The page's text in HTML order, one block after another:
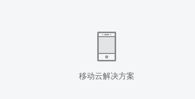
移动云解决方案